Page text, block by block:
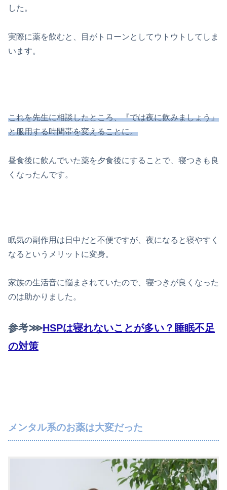
した。
実際に薬を飲むと、目がトローンとしてウトウトしてしま
います。
これを先生に相談したところ、『では夜に飲みましょう』
と服用する時間帯を変えることに。
昼食後に飲んでいた薬を夕食後にすることで、寝つきも良
くなったんです。
眠気の副作用は日中だと不便ですが、夜になると寝やすく
なるというメリットに変身。
家族の生活音に悩まされていたので、寝つきが良くなった
のは助かりました。
参考⋙HSPは寝れないことが多い？睡眠不足
の対策
メンタル系のお薬は大変だった